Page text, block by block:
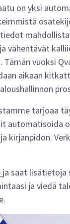
on yksi
vähentävät
vuoksi
aikaan
tarjoaa
automatisoida
kirjanpidon.
ja saat lisätietoja
ja viedä